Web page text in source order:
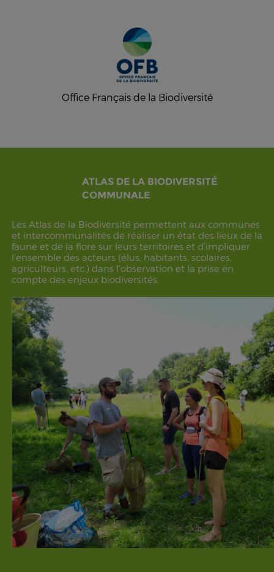
Office Français de la Biodiversité
ATLAS DE LA BIODIVERSITÉ
COMMUNALE
Les Atlas de la Biodiversité permettent aux communes
et intercommunalités de réaliser un état des lieux de la
faune et de la flore sur leurs territoires et d’impliquer
l’ensemble des acteurs (élus, habitants, scolaires,
agriculteurs, etc.) dans l’observation et la prise en
compte des enjeux biodiversités.